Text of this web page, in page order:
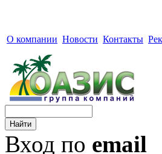
О компании Новости Контакты
Вход по email